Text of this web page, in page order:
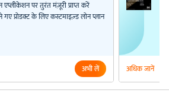
एप्लीकेशन पर तुरंत मंज़ूरी प्राप्त करें
प्रोडक्ट के लिए कस्टमाइज़्ड लोन प्लान
अभी लें अधिक जानें